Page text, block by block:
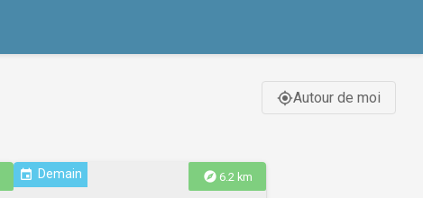
gps_fixedAutour de moi
explore 6.2 km
event Demain